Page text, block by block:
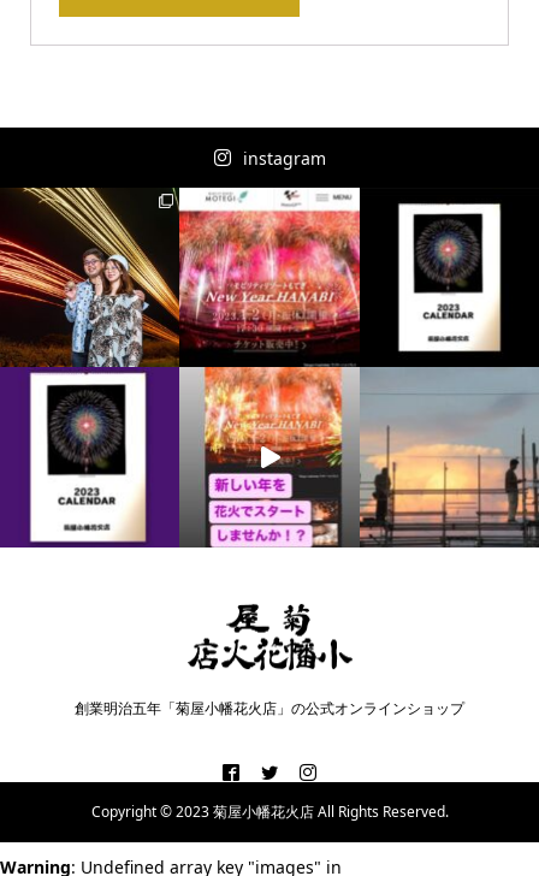
instagram
創業明治五年「菊屋小幡花火店」の公式オンラインショップ
Copyright © 2023 菊屋小幡花火店 All Rights Reserved.
Warning: Undefined array key "images" in